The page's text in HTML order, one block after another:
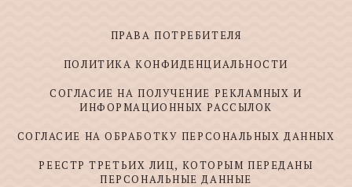
ПРАВА ПОТРЕБИТЕЛЯ
ПОЛИТИКА КОНФИДЕНЦИАЛЬНОСТИ
СОГЛАСИЕ НА ПОЛУЧЕНИЕ РЕКЛАМНЫХ И
ИНФОРМАЦИОННЫХ РАССЫЛОК
СОГЛАСИЕ НА ОБРАБОТКУ ПЕРСОНАЛЬНЫХ ДАННЫХ
РЕЕСТР ТРЕТЬИХ ЛИЦ, КОТОРЫМ ПЕРЕДАНЫ
ПЕРСОНАЛЬНЫЕ ДАННЫЕ